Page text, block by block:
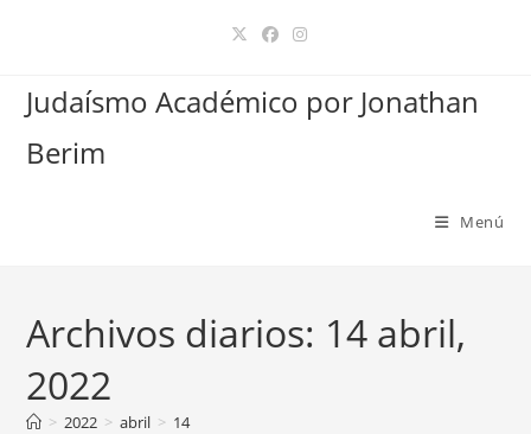
Judaísmo Académico por Jonathan
Berim
Menú
Archivos diarios: 14 abril,
2022
> 2022 > abril > 14